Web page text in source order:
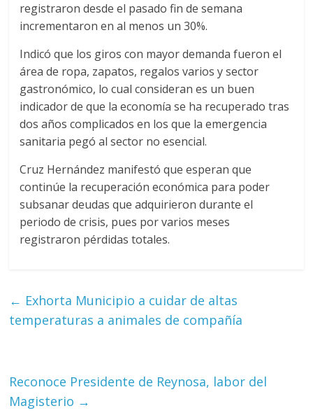
registraron desde el pasado fin de semana
incrementaron en al menos un 30%.
Indicó que los giros con mayor demanda fueron el
área de ropa, zapatos, regalos varios y sector
gastronómico, lo cual consideran es un buen
indicador de que la economía se ha recuperado tras
dos años complicados en los que la emergencia
sanitaria pegó al sector no esencial.
Cruz Hernández manifestó que esperan que
continúe la recuperación económica para poder
subsanar deudas que adquirieron durante el
periodo de crisis, pues por varios meses
registraron pérdidas totales.
← Exhorta Municipio a cuidar de altas
temperaturas a animales de compañía
Reconoce Presidente de Reynosa, labor del
Magisterio →